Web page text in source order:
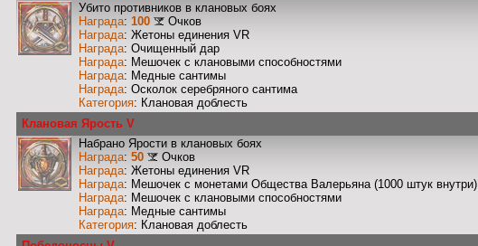
Убито противников в клановых боях
Награда: 100
Очков
Награда: Жетоны единения VR
Награда: Очищенный дар
Награда: Мешочек с клановыми способностями
Награда: Медные сантимы
Награда: Осколок серебряного сантима
Категория: Клановая доблесть
Клановая Ярость V
Набрано Ярости в клановых боях
Награда: 50
Очков
Награда: Жетоны единения VR
Награда: Мешочек с монетами Общества Валерьяна (1000 штук внутри)
Награда: Мешочек с клановыми способностями
Награда: Медные сантимы
Категория: Клановая доблесть